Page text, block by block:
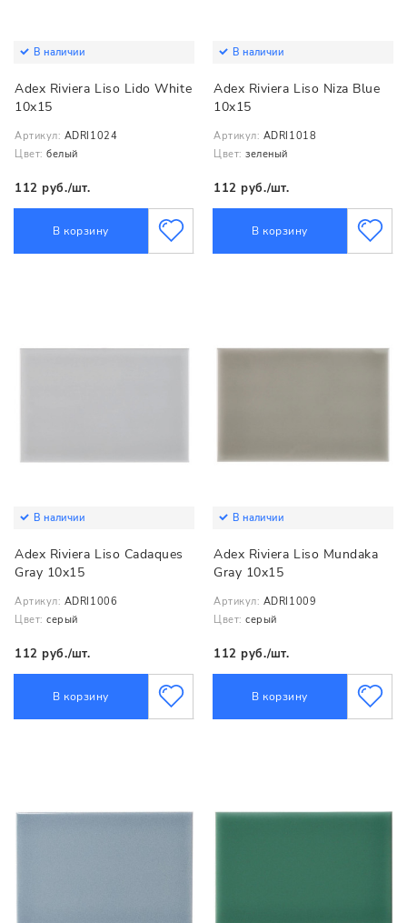
В наличии
Adex Riviera Liso Lido White
10x15
Артикул: ADRI1024
Цвет: белый
112 руб./шт.
В корзину
В наличии
Adex Riviera Liso Niza Blue
10x15
Артикул: ADRI1018
Цвет: зеленый
112 руб./шт.
В корзину
В наличии
Adex Riviera Liso Cadaques
Gray 10x15
Артикул: ADRI1006
Цвет: серый
112 руб./шт.
В корзину
В наличии
Adex Riviera Liso Mundaka
Gray 10x15
Артикул: ADRI1009
Цвет: серый
112 руб./шт.
В корзину